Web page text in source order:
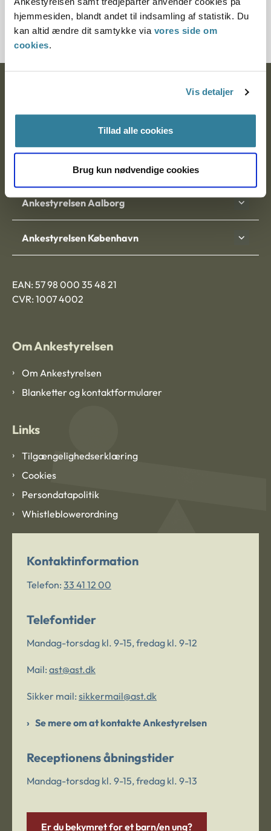
hjemmesiden, blandt andet til indsamling af statistik. Du
kan altid ændre dit samtykke via vores side om
cookies.
Vis detaljer
Tillad alle cookies
Brug kun nødvendige cookies
7000374-05
Postadresse:
9000 Aalborg
Ankestyrelsen Aalborg
Ankestyrelsen København
EAN: 57 98 000 35 48 21
CVR: 1007 4002
Om Ankestyrelsen
Om Ankestyrelsen
Blanketter og kontaktformularer
Links
Tilgængelighedserklæring
Cookies
Persondatapolitik
Whistleblowerordning
Kontaktinformation
Telefon: 33 41 12 00
Telefontider
Mandag-torsdag kl. 9-15, fredag kl. 9-12
Mail: ast@ast.dk
Sikker mail: sikkermail@ast.dk
Se mere om at kontakte Ankestyrelsen
Receptionens åbningstider
Mandag-torsdag kl. 9-15, fredag kl. 9-13
Er du bekymret for et barn/en ung?